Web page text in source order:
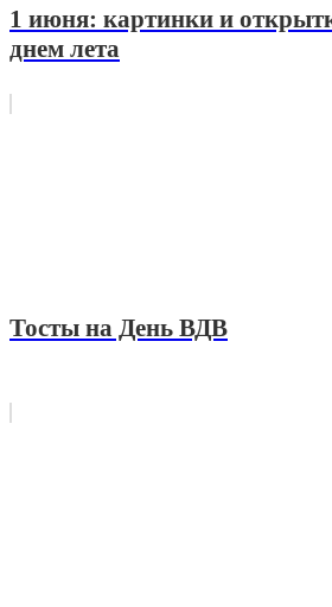
1 июня: картинки и
днем лета
Тосты на День ВДВ